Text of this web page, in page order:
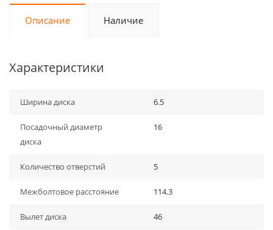
Описание Наличие
Характеристики
Ширина диска 6.5
Посадочный диаметр
диска
16
Количество отверстий 5
Межболтовое расстояние 114.3
Вылет диска 46